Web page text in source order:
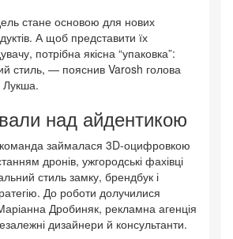
стане основою для нових
А щоб представити їх
потрібна якісна “упаковка”:
стиль, — пояснив Varosh голова
Лукша.
над айдентикою
займалася 3D-оцифровкою
дронів, ужгородські фахівці
стиль замку, брендбук і
До роботи долучилися
Дробиняк, рекламна агенція
дизайнери й консультанти.